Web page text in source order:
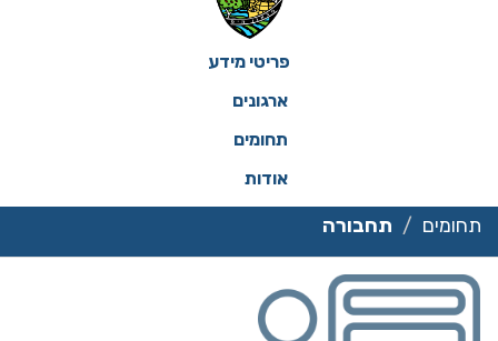
פריטי מידע
ארגונים
תחומים
אודות
תחומים תחבורה